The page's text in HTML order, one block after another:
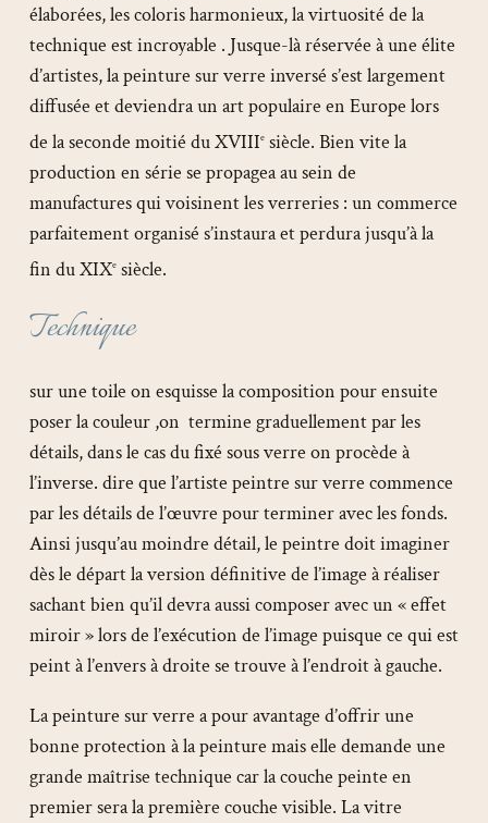
élaborées, les coloris harmonieux, la virtuosité de la
technique est incroyable . Jusque-là réservée à une élite
d’artistes, la peinture sur verre inversé s’est largement
diffusée et deviendra un art populaire en Europe lors
de la seconde moitié du XVIIIesiècle. Bien vite la
production en série se propagea au sein de
manufactures qui voisinent les verreries : un commerce
parfaitement organisé s’instaura et perdura jusqu’à la
fin du XIXesiècle.
Technique
sur une toile on esquisse la composition pour ensuite
poser la couleur ,on termine graduellement par les
détails, dans le cas du fixé sous verre on procède à
l’inverse. dire que l’artiste peintre sur verre commence
par les détails de l’œuvre pour terminer avec les fonds.
Ainsi jusqu’au moindre détail, le peintre doit imaginer
dès le départ la version définitive de l’image à réaliser
sachant bien qu’il devra aussi composer avec un « effet
miroir » lors de l’exécution de l’image puisque ce qui est
peint à l’envers à droite se trouve à l’endroit à gauche.
La peinture sur verre a pour avantage d’offrir une
bonne protection à la peinture mais elle demande une
grande maîtrise technique car la couche peinte en
premier sera la première couche visible. La vitre